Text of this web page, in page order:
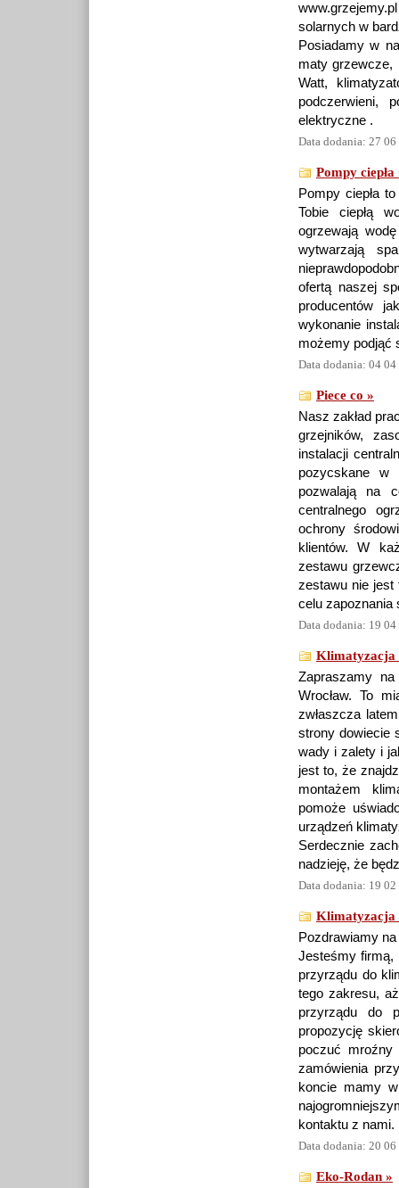
solarnych w
Posiadamy w
maty grzewcze,
Watt,
podczerwieni,
elektryczne .
Data dodania: 27
Pompy ciepła
Pompy ciepła
Tobie ciepłą
ogrzewają
wytwarzają
ofertą naszej
producentów
wykonanie
możemy podjąć
Data dodania: 04
Piece co »
Nasz zakład
grzejników,
instalacji
pozycskane w
pozwalają na
centralnego
ochrony
klientów. W
zestawu
zestawu nie jest
celu zapoznania
Data dodania: 19
Klimatyzacja
Zapraszamy na
Wrocław. To
zwłaszcza
strony dowiecie
wady i zalety i
jest to, że
montażem
pomoże
urządzeń
Serdecznie
nadzieję, że
Data dodania: 19
Klimatyzacja
Pozdrawiamy
Jesteśmy firmą,
przyrządu do
tego zakresu,
przyrządu do
propozycję
poczuć mroźny
zamówienia
koncie mamy
kontaktu z nami.
Data dodania: 20
Eko-Rodan »